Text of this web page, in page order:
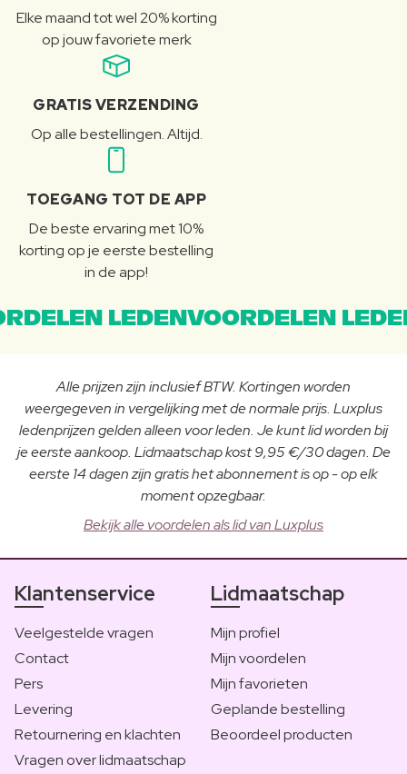
Elke maand tot wel 20% korting
op jouw favoriete merk
GRATIS VERZENDING
Op alle bestellingen. Altijd.
TOEGANG TOT DE APP
De beste ervaring met 10%
korting op je eerste bestelling
in de app!
LEDENVOORDELEN
Alle prijzen zijn inclusief BTW. Kortingen worden
weergegeven in vergelijking met de normale prijs. Luxplus
ledenprijzen gelden alleen voor leden. Je kunt lid worden bij
je eerste aankoop. Lidmaatschap kost 9,95 €/30 dagen. De
eerste 14 dagen zijn gratis het abonnement is op - op elk
moment opzegbaar.
Bekijk alle voordelen als lid van Luxplus
Klantenservice
Veelgestelde vragen
Contact
Pers
Levering
Retournering en klachten
Vragen over lidmaatschap
Lidmaatschap
Mijn profiel
Mijn voordelen
Mijn favorieten
Geplande bestelling
Beoordeel producten